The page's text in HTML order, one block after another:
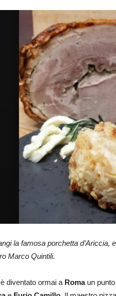
la famosa porchetta d’Ariccia,
Marco Quintili.
diventato ormai a Romaun punto